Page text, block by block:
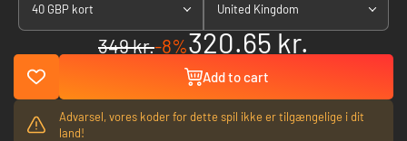
40 GBP kort United Kingdom
349 kr.-8%320.65 kr.
Add to cart
Advarsel, vores koder for dette spil ikke er tilgængelige i dit
land!